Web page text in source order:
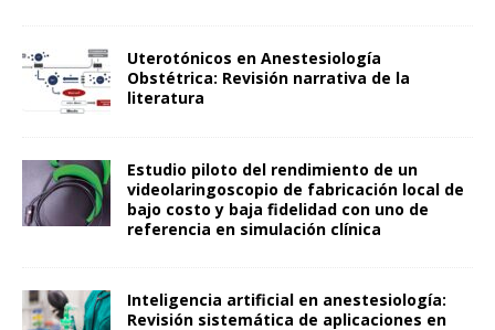
Uterotónicos en Anestesiología
Obstétrica: Revisión narrativa de la
literatura
Estudio piloto del rendimiento de un
videolaringoscopio de fabricación local de
bajo costo y baja fidelidad con uno de
referencia en simulación clínica
Inteligencia artificial en anestesiología:
Revisión sistemática de aplicaciones en